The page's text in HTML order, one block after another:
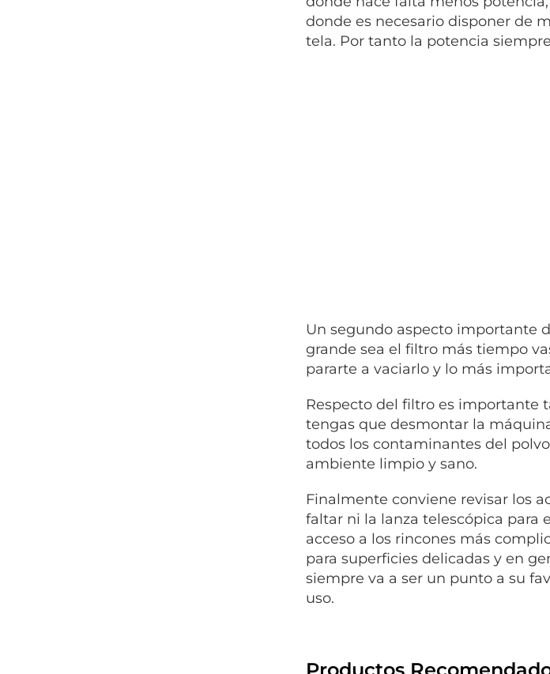
donde es necesario disponer de
tela. Por tanto la potencia
Un segundo aspecto importante
grande sea el filtro más tiempo
pararte a vaciarlo y lo más
Respecto del filtro es importante
tengas que desmontar la
todos los contaminantes del
ambiente limpio y sano.
Finalmente conviene revisar los
faltar ni la lanza telescópica para
acceso a los rincones más
para superficies delicadas y en
siempre va a ser un punto a su
uso.
Productos